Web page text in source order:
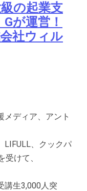
の起業支
が運営！
社ウィル
メディア、アント
LIFULL、クックパ
けて、
講生3,000人突